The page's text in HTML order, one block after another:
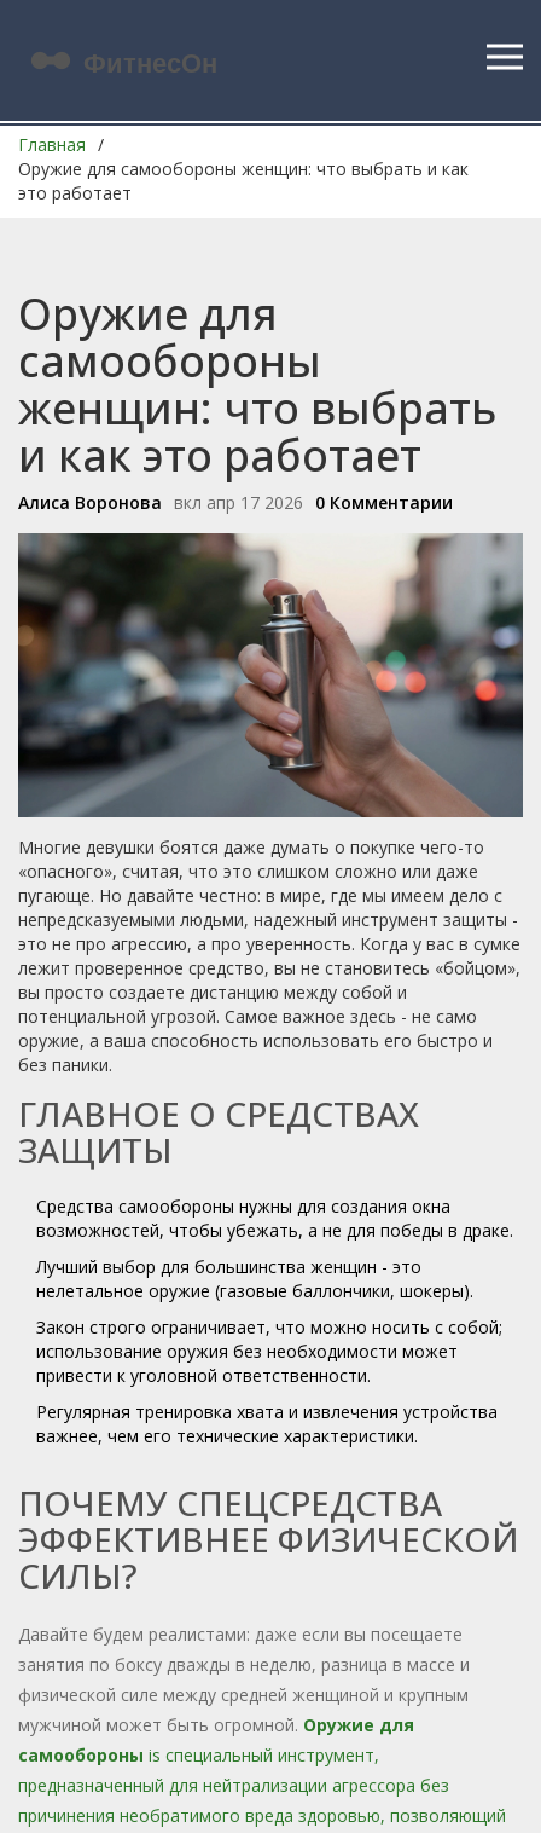
Главная
Оружие для самообороны женщин: что выбрать и как
это работает
Оружие для
самообороны
женщин: что выбрать
и как это работает
Алиса Воронова вкл апр 17 2026 0 Комментарии
Многие девушки боятся даже думать о покупке чего-то
«опасного», считая, что это слишком сложно или даже
пугающе. Но давайте честно: в мире, где мы имеем дело с
непредсказуемыми людьми, надежный инструмент защиты -
это не про агрессию, а про уверенность. Когда у вас в сумке
лежит проверенное средство, вы не становитесь «бойцом»,
вы просто создаете дистанцию между собой и
потенциальной угрозой. Самое важное здесь - не само
оружие, а ваша способность использовать его быстро и
без паники.
ГЛАВНОЕ О СРЕДСТВАХ
ЗАЩИТЫ
Средства самообороны нужны для создания окна
возможностей, чтобы убежать, а не для победы в драке.
Лучший выбор для большинства женщин - это
нелетальное оружие (газовые баллончики, шокеры).
Закон строго ограничивает, что можно носить с собой;
использование оружия без необходимости может
привести к уголовной ответственности.
Регулярная тренировка хвата и извлечения устройства
важнее, чем его технические характеристики.
ПОЧЕМУ СПЕЦСРЕДСТВА
ЭФФЕКТИВНЕЕ ФИЗИЧЕСКОЙ
СИЛЫ?
Давайте будем реалистами: даже если вы посещаете
занятия по боксу дважды в неделю, разница в массе и
физической силе между средней женщиной и крупным
мужчиной может быть огромной. Оружие для
самообороны is специальный инструмент,
предназначенный для нейтрализации агрессора без
причинения необратимого вреда здоровью, позволяющий